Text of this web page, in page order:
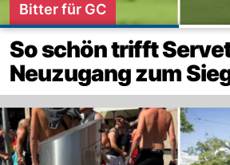
Bitter für GC
So schön trifft
Neuzugang zum